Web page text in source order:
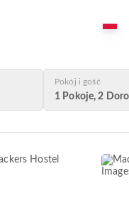
Pokój i gość
1 Pokoje, 2